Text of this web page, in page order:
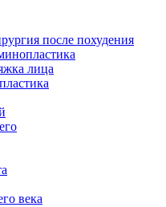
после похудения
лица
века